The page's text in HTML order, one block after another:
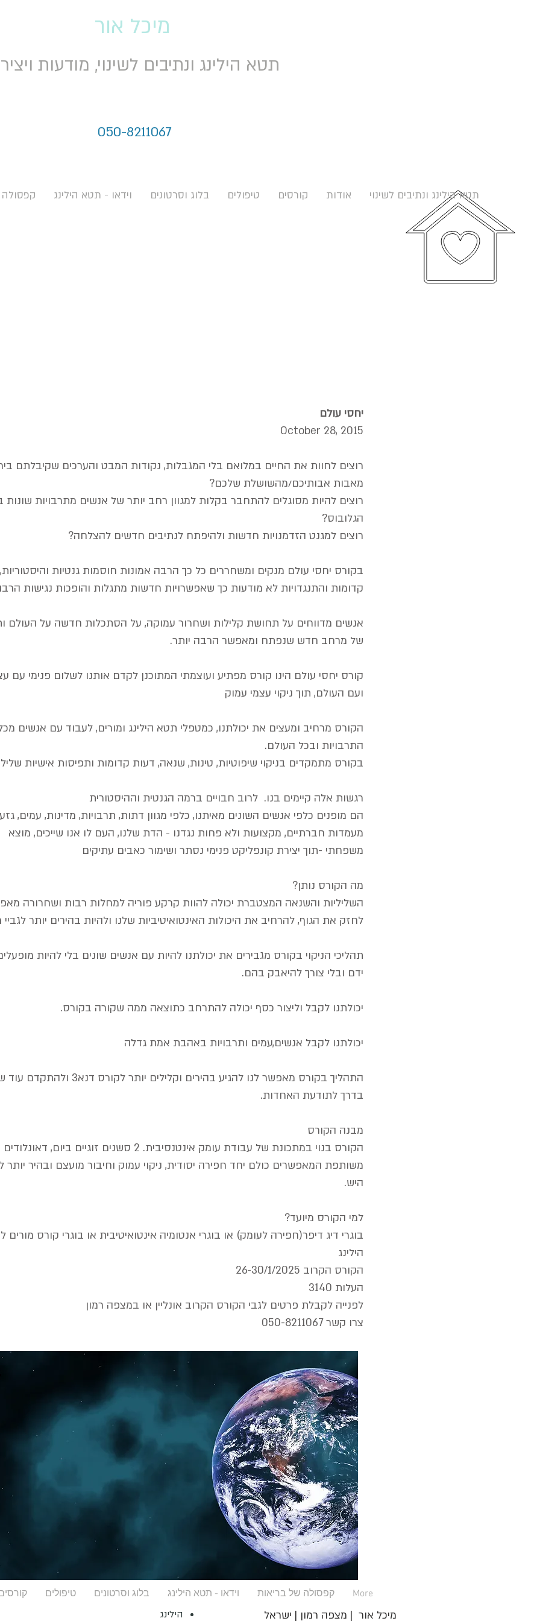
תטא הילינג ונתיבים לשינוי, מודעות
מיכל אור
050-8211067
תטא הילינג ונתיבים לשינוי אודות קורסים טיפולים בלוג וסרטונים וידאו - תטא הילינג
יחסי עולם
October 28, 2015
רוצים לחוות את החיים במלואם בלי המגבלות, נקודות המבט והערכים שקיבלתם
מאבות אבותיכם/מהשושלת שלכם?
רוצים להיות מסוגלים להתחבר בקלות למגוון רחב יותר של אנשים מתרבויות שונות
הגלובוס?
רוצים למגנט הזדמנויות חדשות ולהיפתח לנתיבים חדשים להצלחה?
בקורס יחסי עולם מנקים ומשחררים כל כך הרבה אמונות חוסמות גנטיות
קדומות והתנגדויות לא מודעות כך שאפשרויות חדשות מתגלות והופכות נגישות
אנשים מדווחים על תחושת קלילות ושחרור עמוקה, על הסתכלות חדשה על העולם
של מרחב חדש שנפתח ומאפשר הרבה יותר.
קורס יחסי עולם הינו קורס מפתיע ועוצמתי המתוכנן לקדם אותנו לשלום פנימי עם
ועם העולם, תוך ניקוי עצמי עמוק
הקורס מרחיב ומעצים את יכולתנו, כמטפלי תטא הילינג ומורים, לעבוד עם אנשים
התרבויות ובכל העולם.
בקורס מתמקדים בניקוי שיפוטיות, טינות, שנאה, דעות קדומות ותפיסות אישיות
רגשות אלה קיימים בנו. לרוב חבויים ברמה הגנטית וההיסטורית
הם מופנים כלפי אנשים השונים מאיתנו, כלפי מגוון דתות, תרבויות, מדינות, עמים,
מעמדות חברתיים, מקצועות ולא פחות נגדנו - הדת שלנו, העם לו אנו שייכים, מוצא
משפחתי -תוך יצירת קונפליקט פנימי נסתר ושימור כאבים עתיקים
מה הקורס נותן?
השליליות והשנאה המצטברת יכולה להוות קרקע פוריה למחלות רבות ושחרורה
לחזק את הגוף, להרחיב את היכולות האינטואיטיביות שלנו ולהיות בהירים יותר לגביי
תהליכי הניקוי בקורס מגבירים את יכולתנו להיות עם אנשים שונים בלי להיות
ידם ובלי צורך להיאבק בהם.
יכולתנו לקבל וליצור כסף יכולה להתרחב כתוצאה ממה שקורה בקורס.
יכולתנו לקבל אנשים,עמים ותרבויות באהבת אמת גדלה
התהליך בקורס מאפשר לנו להגיע בהירים וקלילים יותר לקורס דנא3
בדרך לתודעת האחדות.
מבנה הקורס
הקורס בנוי במתכונת של עבודת עומק אינטנסיבית. 2 סשנים זוגיים ביום,
משותפת המאפשרים כולם יחד חפירה יסודית, ניקוי עמוק וחיבור מועצם ובהיר יותר
היש.
למי הקורס מיועד?
בוגרי דיג דיפר(חפירה לעומק) או בוגרי אנטומיה אינטואיטיבית או בוגרי קורס מורים
הילינג
הקורס הקרוב 26-30/1/2025
העלות 3140
לפנייה לקבלת פרטים לגבי הקורס הקרוב אונליין או במצפה רמון
צרו קשר 050-8211067
טיפולים בלוג וסרטונים וידאו - תטא הילינג קפסולה של בריאות More
מיכל אור | מצפה רמון | ישראל הילינג